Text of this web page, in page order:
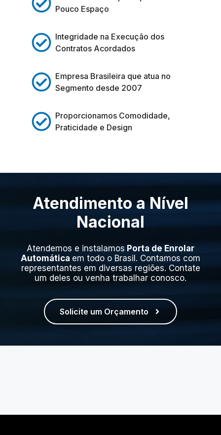
Pouco Espaço
Integridade na Execução dos
Contratos Acordados
Empresa Brasileira que atua no
Segmento desde 2007
Proporcionamos Comodidade,
Praticidade e Design
Atendimento a Nível
Nacional
Atendemos e instalamos Porta de Enrolar
Automática em todo o Brasil. Contamos com
representantes em diversas regiões. Contate
um deles ou venha trabalhar conosco.
Solicite um Orçamento